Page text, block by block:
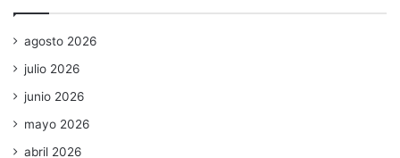
agosto 2026
julio 2026
junio 2026
mayo 2026
abril 2026